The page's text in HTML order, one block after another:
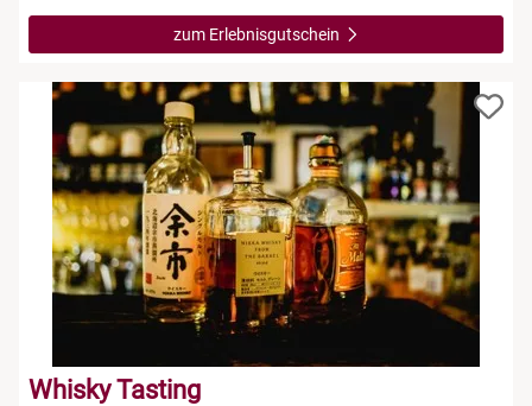
zum Erlebnisgutschein
Whisky Tasting